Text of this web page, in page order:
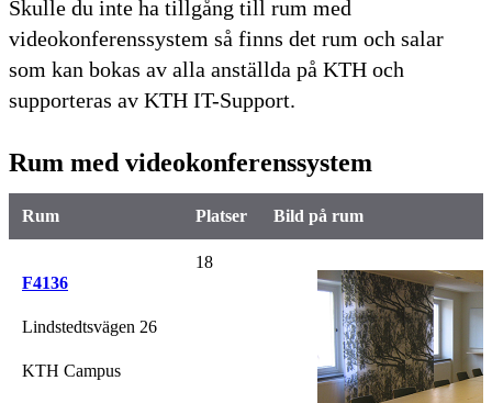
Skulle du inte ha tillgång till rum med
videokonferenssystem så finns det rum och salar
som kan bokas av alla anställda på KTH och
supporteras av KTH IT-Support.
Rum med videokonferenssystem
Rum Platser Bild på rum
F4136
Lindstedtsvägen 26
KTH Campus
18